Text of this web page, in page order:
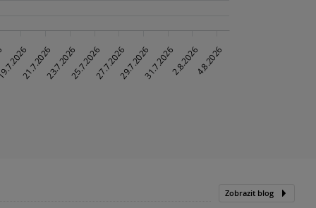
Zobrazit blog